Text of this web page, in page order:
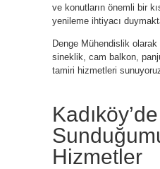
ve konutların önemli bir
yenileme ihtiyacı
Denge Mühendislik olarak
sineklik, cam balkon,
tamiri hizmetleri
Kadıköy’de
Hizmetler